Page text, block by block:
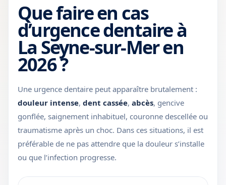
Que faire en cas
d’urgence dentaire à
La Seyne-sur-Mer en
2026 ?
Une urgence dentaire peut apparaître brutalement :
douleur intense, dent cassée, abcès, gencive
gonflée, saignement inhabituel, couronne descellée ou
traumatisme après un choc. Dans ces situations, il est
préférable de ne pas attendre que la douleur s’installe
ou que l’infection progresse.